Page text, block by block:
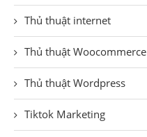
Thủ thuật internet
Thủ thuật Woocommerce
Thủ thuật Wordpress
Tiktok Marketing